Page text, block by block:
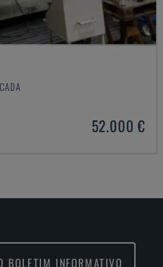
52.000 €
BOLETIM INFORMATIVO